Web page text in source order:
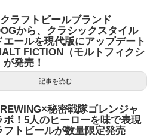
ラフトビールブランド
から、クラシックスタイル
エールを現代版にアップデート
FICTION（モルトフィクシ
が発売！
記事を読む
秘密戦隊ゴレンジャ
ボ！5人のヒーローを味で表現
フトビールが数量限定発売